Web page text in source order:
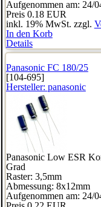
Aufgenommen am: 24/
Preis 0.18 EUR
inkl. 19% MwSt. zzgl.
In den Korb
Details
Panasonic FC 180/25
[104-695]
Hersteller: panasonic
Panasonic Low ESR
Grad
Raster: 3,5mm
Abmessung: 8x12mm
Aufgenommen am: 24/